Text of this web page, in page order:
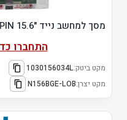
מסך למחשב נייד "15.6 LED 1366X768 40PIN
התחברו
מקט ביטק:1030156034L
מקט יצרן:N156BGE-LOB